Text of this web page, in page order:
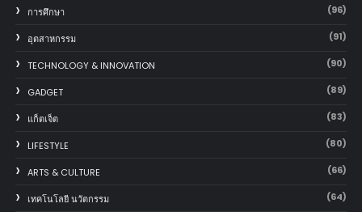
การศึกษา (96)
อุตสาหกรรม (91)
TECHNOLOGY & INNOVATION (90)
GADGET (89)
แก็ตเจ็ต (83)
LIFESTYLE (80)
ARTS & CULTURE (66)
เทคโนโลยี นวัตกรรม (64)